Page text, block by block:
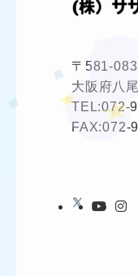
〒581-
大阪府八
TEL:072-
FAX:072-
★
★